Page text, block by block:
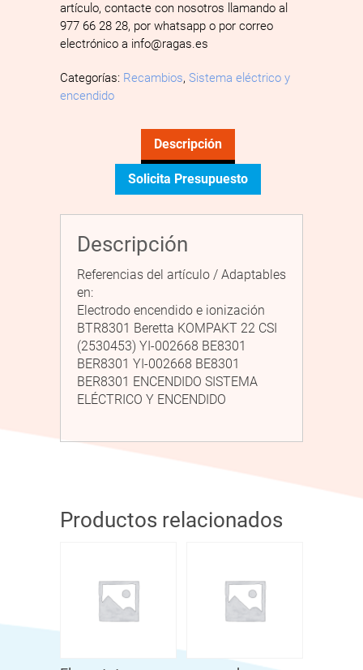
artículo, contacte con nosotros llamando al
977 66 28 28, por whatsapp o por correo
electrónico a info@ragas.es
Categorías: Recambios, Sistema eléctrico y
encendido
Descripción
Solicita Presupuesto
Descripción
Referencias del artículo / Adaptables
en:
Electrodo encendido e ionización
BTR8301 Beretta KOMPAKT 22 CSI
(2530453) YI-002668 BE8301
BER8301 YI-002668 BE8301
BER8301 ENCENDIDO SISTEMA
ELÉCTRICO Y ENCENDIDO
Productos relacionados